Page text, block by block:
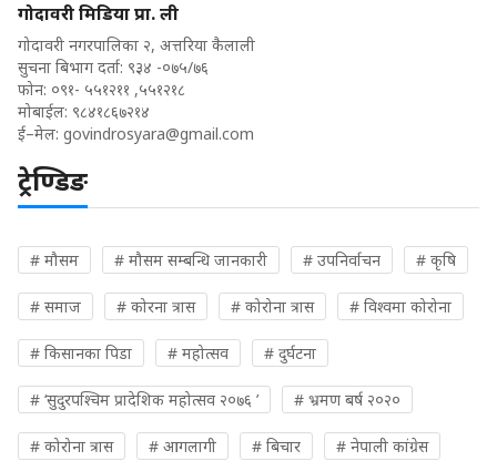
गोदावरी मिडिया प्रा. ली
गोदावरी नगरपालिका २, अत्तरिया कैलाली
सुचना बिभाग दर्ता: ९३४ -०७५/७६
फोन: ०९१- ५५१२११ ,५५१२१८
मोबाईल: ९८४१८६७२१४
ई–मेल: govindrosyara@gmail.com
ट्रेण्डिङ
# मौसम # मौसम सम्बन्धि जानकारी # उपनिर्वाचन # कृषि
# समाज # कोरना त्रास # कोरोना त्रास # विश्वमा कोरोना
# किसानका पिडा # महोत्सव # दुर्घटना
# ‘सुदुरपश्चिम प्रादेशिक महोत्सव २०७६ ’ # भ्रमण बर्ष २०२०
# कोरोना त्रास # आगलागी # बिचार # नेपाली कांग्रेस